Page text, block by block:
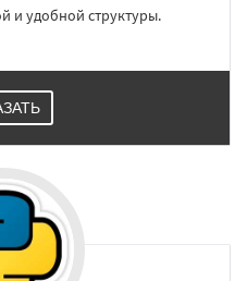
и удобной структуры.